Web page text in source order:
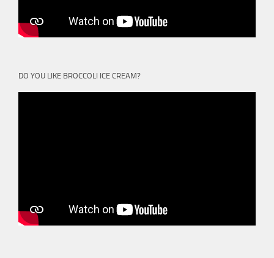
DO YOU LIKE BROCCOLI ICE CREAM?